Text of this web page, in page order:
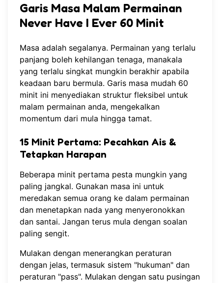
Garis Masa Malam Permainan
Never Have I Ever 60 Minit
Masa adalah segalanya. Permainan yang terlalu
panjang boleh kehilangan tenaga, manakala
yang terlalu singkat mungkin berakhir apabila
keadaan baru bermula. Garis masa mudah 60
minit ini menyediakan struktur fleksibel untuk
malam permainan anda, mengekalkan
momentum dari mula hingga tamat.
15 Minit Pertama: Pecahkan Ais &
Tetapkan Harapan
Beberapa minit pertama pesta mungkin yang
paling jangkal. Gunakan masa ini untuk
meredakan semua orang ke dalam permainan
dan menetapkan nada yang menyeronokkan
dan santai. Jangan terus mula dengan soalan
paling sengit.
Mulakan dengan menerangkan peraturan
dengan jelas, termasuk sistem "hukuman" dan
peraturan "pass". Mulakan dengan satu pusingan